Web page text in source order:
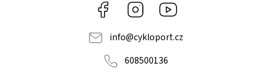
Facebook Instagram
info@cykloport.cz
608500136